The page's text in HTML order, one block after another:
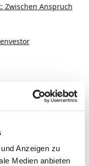
Anzeigen zu
Medien anbieten
Zwischen Anspruch